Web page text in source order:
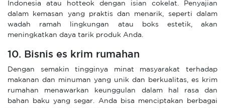
Indonesia atau hotteok dengan isian cokelat. Penyajian
dalam kemasan yang praktis dan menarik, seperti dalam
wadah ramah lingkungan atau boks estetik, akan
meningkatkan daya tarik produk Anda.
10. Bisnis es krim rumahan
Dengan semakin tingginya minat masyarakat terhadap
makanan dan minuman yang unik dan berkualitas, es krim
rumahan menawarkan keunggulan dalam hal rasa dan
bahan baku yang segar. Anda bisa menciptakan berbagai